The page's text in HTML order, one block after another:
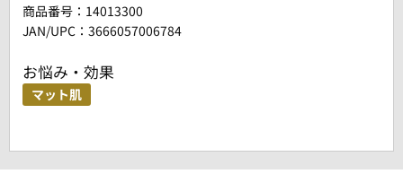
商品番号： 14013300
JAN/UPC：3666057006784
お悩み・効果
マット肌